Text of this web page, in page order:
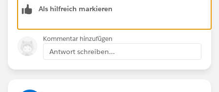
Als hilfreich markieren
Kommentar hinzufügen
Antwort schreiben...